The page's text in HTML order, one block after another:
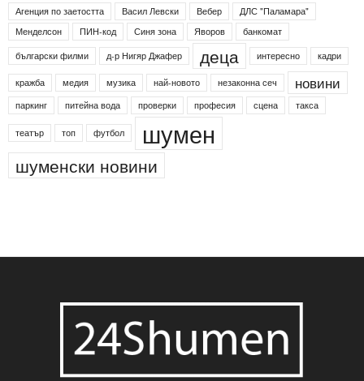
Агенция по заетостта
Васил Левски Вебер
ДЛС "Паламара"
Менделсон
ПИН-код Синя зона Яворов
банкомат
български филми
д-р Нигяр Джафер деца интересно кадри
кражба медия музика най-новото незаконна сеч новини
паркинг питейна вода проверки професия сцена такса
театър топ футбол шумен
шуменски новини